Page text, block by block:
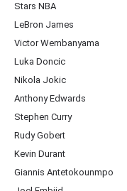
Stars NBA
LeBron James
Victor Wembanyama
Luka Doncic
Nikola Jokic
Anthony Edwards
Stephen Curry
Rudy Gobert
Kevin Durant
Giannis Antetokounmpo